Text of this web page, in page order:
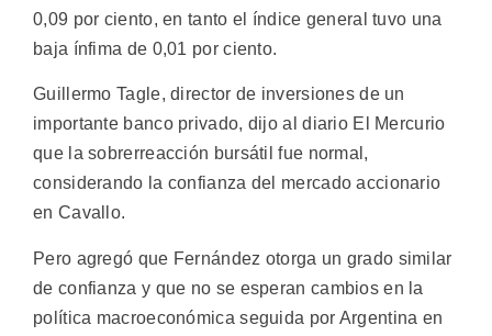
0,09 por ciento, en tanto el índice general tuvo una
baja ínfima de 0,01 por ciento.
Guillermo Tagle, director de inversiones de un
importante banco privado, dijo al diario El Mercurio
que la sobrerreacción bursátil fue normal,
considerando la confianza del mercado accionario
en Cavallo.
Pero agregó que Fernández otorga un grado similar
de confianza y que no se esperan cambios en la
política macroeconómica seguida por Argentina en